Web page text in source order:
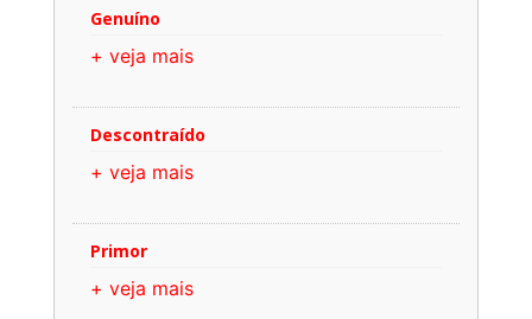
Genuíno
+ veja mais
Descontraído
+ veja mais
Primor
+ veja mais